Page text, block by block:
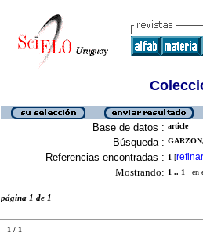
Base de datos : article
Búsqueda :
Referencias encontradas : 1 [refinar
Mostrando: 1 .. 1 en
página 1 de 1
1 / 1